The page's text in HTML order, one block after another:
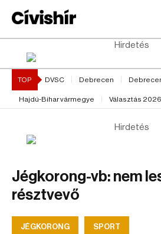
Hirdetés
TOP DVSC Debrecen
Hajdú-Bihar vármegye Választás 2026
Hirdetés
Jégkorong-vb: nem
résztvevő
JÉGKORONG SPORT